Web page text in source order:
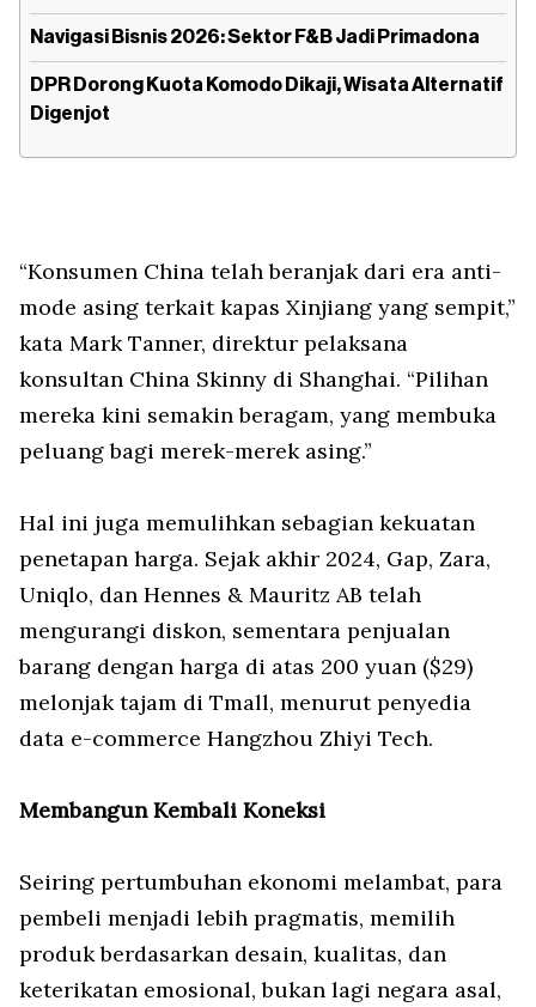
Navigasi Bisnis 2026: Sektor F&B Jadi Primadona
DPR Dorong Kuota Komodo Dikaji, Wisata Alternatif
Digenjot
“Konsumen China telah beranjak dari era anti-
mode asing terkait kapas Xinjiang yang sempit,”
kata Mark Tanner, direktur pelaksana
konsultan China Skinny di Shanghai. “Pilihan
mereka kini semakin beragam, yang membuka
peluang bagi merek-merek asing.”
Hal ini juga memulihkan sebagian kekuatan
penetapan harga. Sejak akhir 2024, Gap, Zara,
Uniqlo, dan Hennes & Mauritz AB telah
mengurangi diskon, sementara penjualan
barang dengan harga di atas 200 yuan ($29)
melonjak tajam di Tmall, menurut penyedia
data e-commerce Hangzhou Zhiyi Tech.
Membangun Kembali Koneksi
Seiring pertumbuhan ekonomi melambat, para
pembeli menjadi lebih pragmatis, memilih
produk berdasarkan desain, kualitas, dan
keterikatan emosional, bukan lagi negara asal,